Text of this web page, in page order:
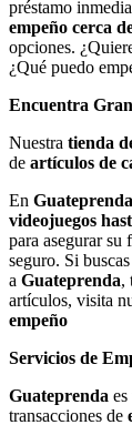
préstamo
empeño cerca
opciones.
¿Qué puedo
Encuentra
Nuestra tienda
de artículos de
En Guateprenda
videojuegos
para asegurar
seguro. Si buscas
a Guateprenda,
artículos, visita
empeño
Servicios de
Guateprenda es
transacciones de